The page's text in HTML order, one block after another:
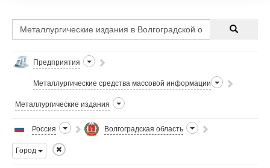
Предприятия
Металлургические средства массовой информации
Металлургические издания
Россия Волгоградская область
Город